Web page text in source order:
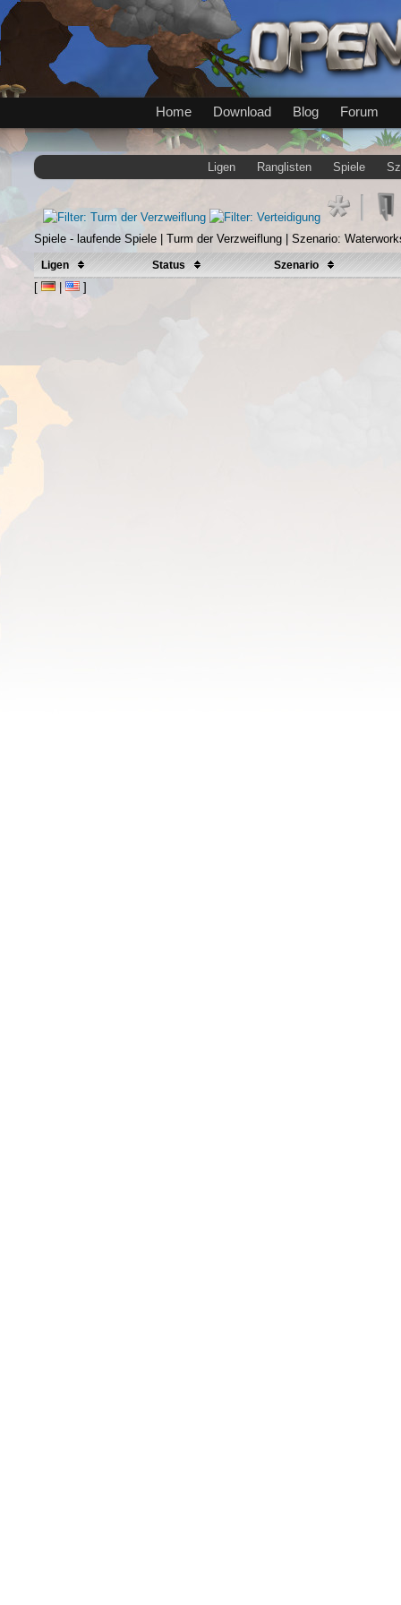
Home Download Blog Forum
Ligen Ranglisten Spiele
Spiele - laufende Spiele | Turm der Verzweiflung | Szenario:
Ligen Status Szenario
[ | ]